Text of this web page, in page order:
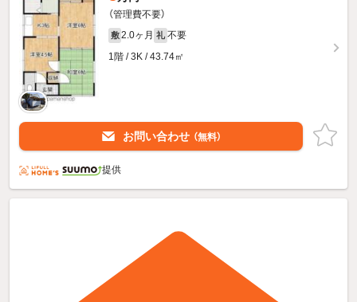
（管理費不要）
敷 2.0ヶ月 礼 不要
1階 / 3K / 43.74㎡
お問い合わせ （無料）
提供